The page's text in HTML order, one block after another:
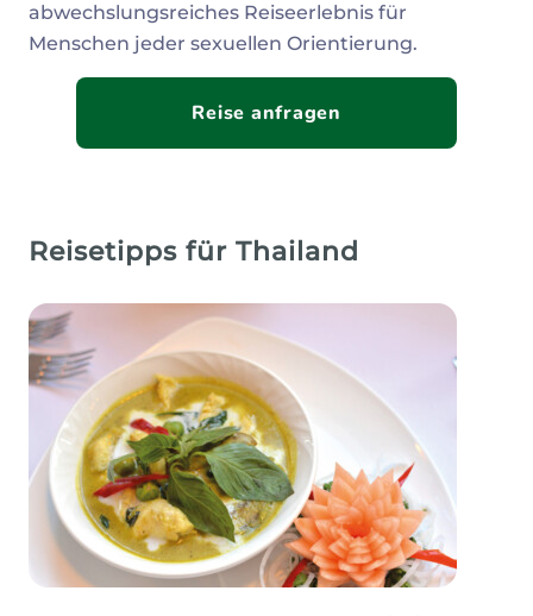
abwechslungsreiches Reiseerlebnis für
Menschen jeder sexuellen Orientierung.
Reise anfragen
Reisetipps für Thailand